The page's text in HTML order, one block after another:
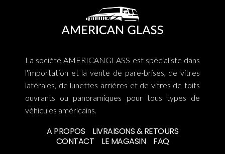
La société AMERICANGLASS est spécialiste dans
l'importation et la vente de pare-brises, de vitres
latérales, de lunettes arrières et de vitres de toits
ouvrants ou panoramiques pour tous types de
véhicules américains.
A PROPOS
LIVRAISONS & RETOURS
CONTACT
LE MAGASIN FAQ